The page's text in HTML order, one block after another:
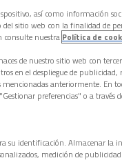
así como información
del sitio web con la finalidad de
consulte nuestra Política de
de nuestro sitio web con
en el despliegue de publicidad,
anteriormente. En
preferencias" o a través
su identificación. Almacenar la
medición de